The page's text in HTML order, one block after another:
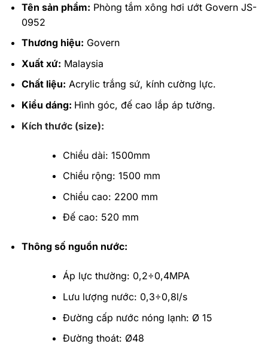
Tên sản phẩm: Phòng tắm xông hơi ướt Govern JS-
0952
Thương hiệu: Govern
Xuất xứ: Malaysia
Chất liệu: Acrylic trắng sứ, kính cường lực.
Kiểu dáng: Hình góc, đế cao lắp áp tường.
Kích thước (size):
Chiều dài: 1500mm
Chiều rộng: 1500 mm
Chiều cao: 2200 mm
Đế cao: 520 mm
Thông số nguồn nước:
Áp lực thường: 0,2÷0,4MPA
Lưu lượng nước: 0,3÷0,8l/s
Đường cấp nước nóng lạnh: Ø 15
Đường thoát: Ø48